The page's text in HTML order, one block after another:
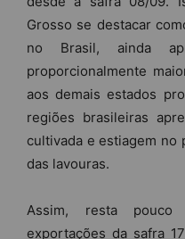
Grosso se destacar
no Brasil, ainda
proporcionalmente
aos demais estados
regiões brasileiras
cultivada e estiagem no
das lavouras.
Assim, resta
exportações da safra